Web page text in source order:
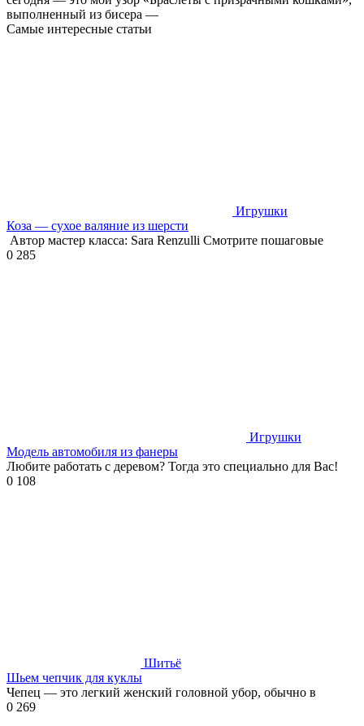
выполненный из бисера —
Самые интересные статьи
Игрушки
Коза — сухое валяние из шерсти
Автор мастер класса: Sara Renzulli Смотрите пошаговые
0 285
Игрушки
Модель автомобиля из фанеры
Любите работать с деревом? Тогда это специально для Вас!
0 108
Шитьё
Шьем чепчик для куклы
Чепец — это легкий женский головной убор, обычно в
0 269